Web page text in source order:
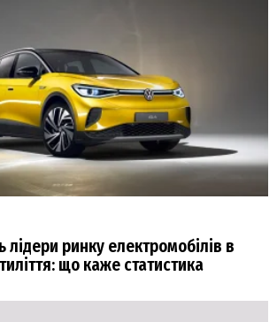
ринку електромобілів в
що каже статистика